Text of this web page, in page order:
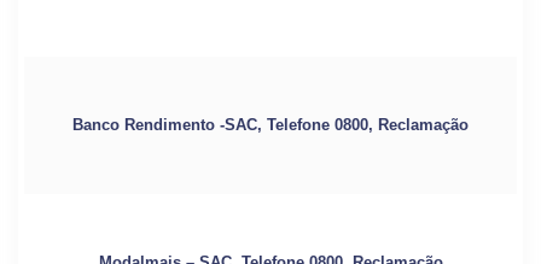
Banco Rendimento -SAC, Telefone 0800, Reclamação